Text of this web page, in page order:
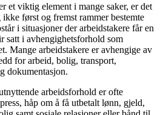
et viktig element i mange saker, er det
først og fremst rammer bestemte
i situasjoner der arbeidstakere får en
satt i avhengighetsforhold som
Mange arbeidstakere er avhengige av
for arbeid, bolig, transport,
dokumentasjon.
arbeidsforhold er ofte
håp om å få utbetalt lønn, gjeld,